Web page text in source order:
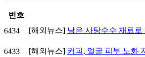
번호
6434
[해외뉴스] 남은 사탕수수 재료
6433 [해외뉴스] 커피, 얼굴 피부 노화